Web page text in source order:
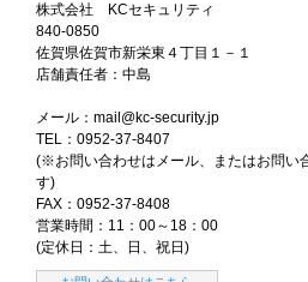
株式会社 KCセキュリティ
840-0850
佐賀県佐賀市新栄東４丁目１－１
店舗責任者：中島
メール：mail@kc-security.jp
TEL：0952-37-8407
(※お問い合わせはメール、またはお問い
す)
FAX：0952-37-8408
営業時間：11：00～18：00
(定休日：土、日、祝日)